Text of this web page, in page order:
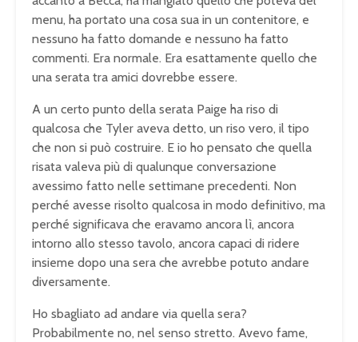
menu, ha portato una cosa sua in un contenitore, e
nessuno ha fatto domande e nessuno ha fatto
commenti. Era normale. Era esattamente quello che
una serata tra amici dovrebbe essere.
A un certo punto della serata Paige ha riso di
qualcosa che Tyler aveva detto, un riso vero, il tipo
che non si può costruire. E io ho pensato che quella
risata valeva più di qualunque conversazione
avessimo fatto nelle settimane precedenti. Non
perché avesse risolto qualcosa in modo definitivo, ma
perché significava che eravamo ancora lì, ancora
intorno allo stesso tavolo, ancora capaci di ridere
insieme dopo una sera che avrebbe potuto andare
diversamente.
Ho sbagliato ad andare via quella sera?
Probabilmente no, nel senso stretto. Avevo fame,